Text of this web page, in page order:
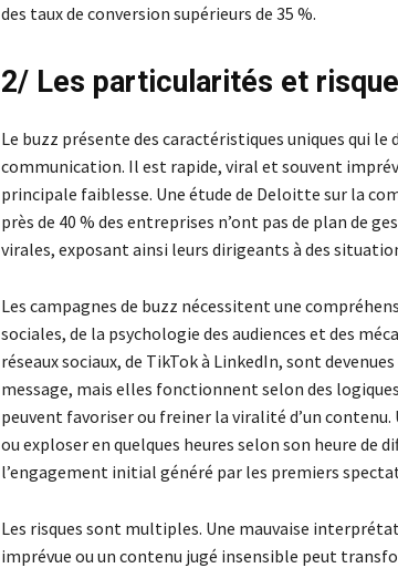
des taux de conversion supérieurs de 35 %.
2/ Les particularités et
Le buzz présente des caractéristiques uniques qui
communication. Il est rapide, viral et souvent
principale faiblesse. Une étude de Deloitte sur la
près de 40 % des entreprises n’ont pas de plan de
virales, exposant ainsi leurs dirigeants à des
Les campagnes de buzz nécessitent une
sociales, de la psychologie des audiences et des
réseaux sociaux, de TikTok à LinkedIn, sont
message, mais elles fonctionnent selon des
peuvent favoriser ou freiner la viralité d’un
ou exploser en quelques heures selon son heure de
l’engagement initial généré par les premiers
Les risques sont multiples. Une mauvaise
imprévue ou un contenu jugé insensible peut